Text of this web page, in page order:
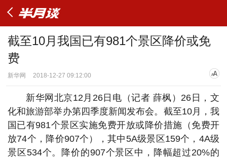
截至10月我国已有981个景区降价或免
费
新华网 2018-12-27 09:12:00
新华网北京12月26日电（记者 薛枫）26日，文
化和旅游部举办第四季度新闻发布会。截至10月，我
国已有981个景区实施免费开放或降价措施（免费开
放74个，降价907个），其中5A级景区159个，4A级
景区534个。降价的907个景区中，降幅超过20%的